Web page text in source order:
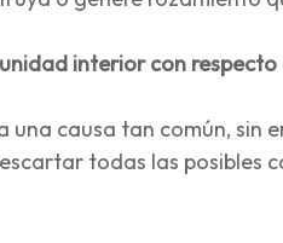
interior con
una causa tan común,
todas las posibles